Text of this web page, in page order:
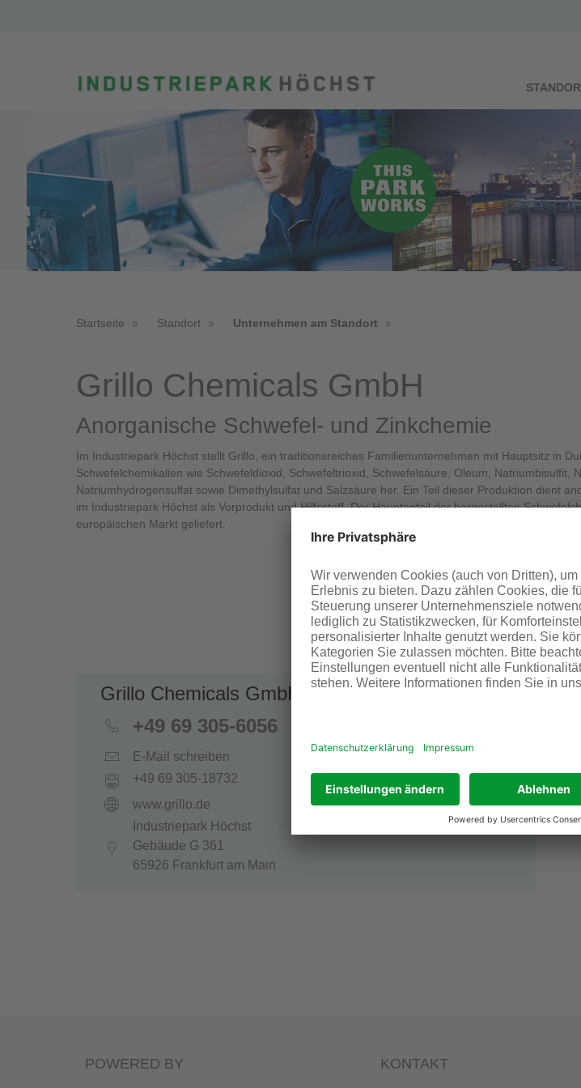
Startseite Standort Unternehmen am Standort
Grillo Chemicals GmbH
Anorganische Schwefel- und Zinkchemie
Im Industriepark Höchst stellt Grillo, ein traditionsreiches Familienunternehmen mit Hauptsitz in
Schwefelchemikalien wie Schwefeldioxid, Schwefeltrioxid, Schwefelsäure, Oleum, Natriumbisulfit,
Natriumhydrogensulfat sowie Dimethylsulfat und Salzsäure her. Ein Teil dieser Produktion dient
im Industriepark Höchst als Vorprodukt und Hilfsstoff. Der Hauptanteil der hergestellten
europäischen Markt geliefert.
Grillo Chemicals GmbH
+49 69 305-6056
E-Mail schreiben
+49 69 305-18732
www.grillo.de
Industriepark Höchst
Gebäude G 361
65926 Frankfurt am Main
POWERED BY KONTAKT